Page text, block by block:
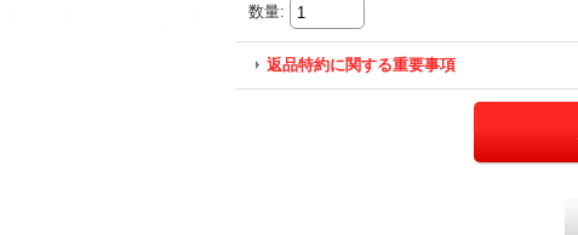
数量:
返品特約に関する重要事項